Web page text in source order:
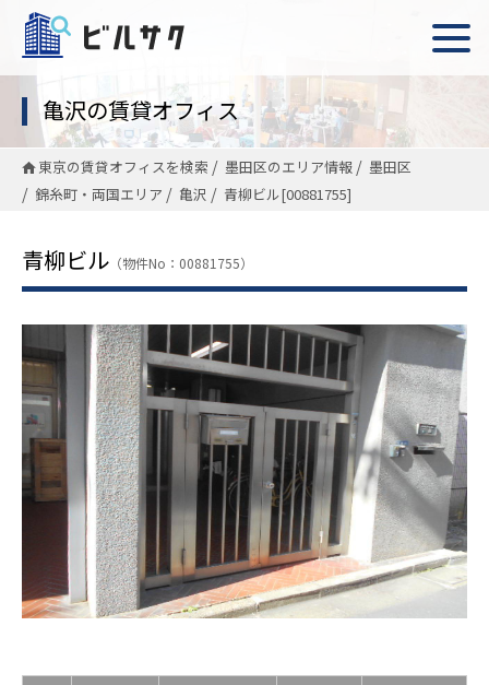
亀沢の賃貸オフィス
東京の賃貸オフィスを検索 墨田区のエリア情報
墨田区
錦糸町・両国エリア
亀沢 青柳ビル[00881755]
青柳ビル （物件No：00881755）